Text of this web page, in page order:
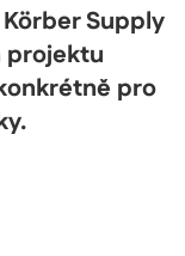
Supply
projektu
pro